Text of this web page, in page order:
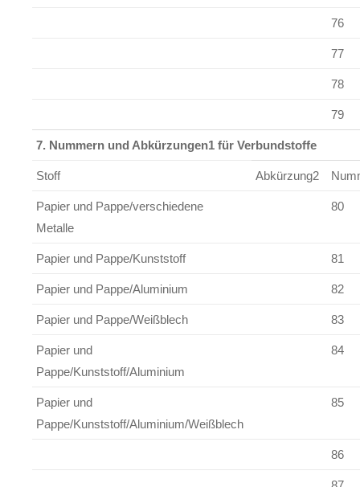
76
77
78
79
7. Nummern und Abkürzungen1 für Verbundstoffe
Stoff Abkürzung2
Papier und Pappe/verschiedene
Metalle
80
Papier und Pappe/Kunststoff 81
Papier und Pappe/Aluminium 82
Papier und Pappe/Weißblech 83
Papier und
Pappe/Kunststoff/Aluminium
84
Papier und
Pappe/Kunststoff/Aluminium/Weißblech
85
86